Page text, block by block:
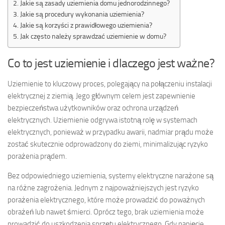
Jakie są zasady uziemienia domu jednorodzinnego?
Jakie są procedury wykonania uziemienia?
Jakie są korzyści z prawidłowego uziemienia?
Jak często należy sprawdzać uziemienie w domu?
Co to jest uziemienie i dlaczego jest ważne?
Uziemienie to kluczowy proces, polegający na połączeniu instalacji
elektrycznej z ziemią. Jego głównym celem jest zapewnienie
bezpieczeństwa użytkowników oraz ochrona urządzeń
elektrycznych. Uziemienie odgrywa istotną rolę w systemach
elektrycznych, ponieważ w przypadku awarii, nadmiar prądu może
zostać skutecznie odprowadzony do ziemi, minimalizując ryzyko
porażenia prądem.
Bez odpowiedniego uziemienia, systemy elektryczne narażone są
na różne zagrożenia. Jednym z najpoważniejszych jest ryzyko
porażenia elektrycznego, które może prowadzić do poważnych
obrażeń lub nawet śmierci. Oprócz tego, brak uziemienia może